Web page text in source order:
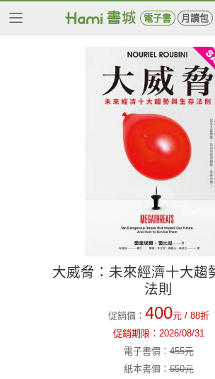
電子書 月讀包
大威脅：未來經濟十大趨
法則
促銷價： 400元 / 88折
促銷期限： 2026/08/31
電子書價：455元
紙本書價：650元